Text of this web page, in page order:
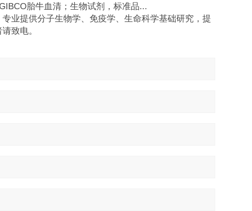
胎牛血清；生物试剂，标准品...
业提供分子生物学、免疫学、生命科学基础研究，提
致电。